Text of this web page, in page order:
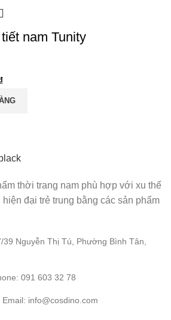
nam Tunity
Giá
hiện
thời trang nam phù hợp với xu thế
đại trẻ trung bằng các sản phẩm
39 Nguyễn Thị Tú, Phường Bình Tân,
091 603 32 78
Email: info@cosdino.com